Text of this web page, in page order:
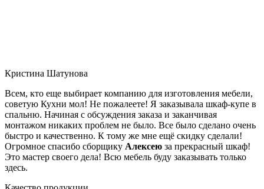
Кристина Шатунова
Всем, кто еще выбирает компанию для изготовления мебели,
советую Кухни мол! Не пожалеете! Я заказывала шкаф-купе в
спальню. Начиная с обсуждения заказа и заканчивая
монтажом никаких проблем не было. Все было сделано очень
быстро и качественно. К тому же мне ещё скидку сделали!
Огромное спасибо сборщику Алексею за прекрасный шкаф!
Это мастер своего дела! Всю мебель буду заказывать только
здесь.